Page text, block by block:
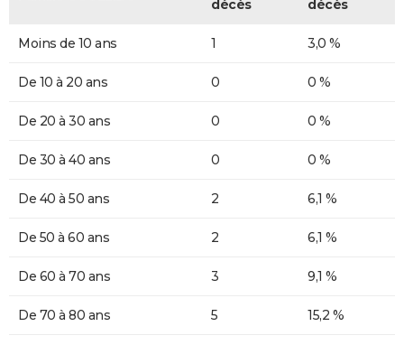
décès
décès
Moins de 10 ans 1 3,0 %
De 10 à 20 ans 0 0 %
De 20 à 30 ans 0 0 %
De 30 à 40 ans 0 0 %
De 40 à 50 ans 2 6,1 %
De 50 à 60 ans 2 6,1 %
De 60 à 70 ans 3 9,1 %
De 70 à 80 ans 5 15,2 %